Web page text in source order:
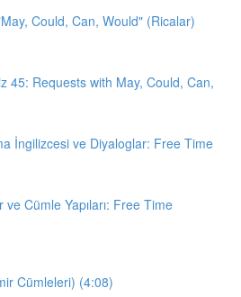
Could, Can, Would" (Ricalar)
45: Requests with May, Could, Can,
İngilizcesi ve Diyaloglar: Free Time
Cümle Yapıları: Free Time
Cümleleri) (4:08)